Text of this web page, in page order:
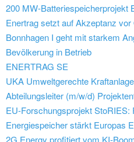
200 MW-Batteriespeicherprojekt
Enertrag setzt auf Akzeptanz
Bonnhagen I geht mit starkem
Bevölkerung in Betrieb
ENERTRAG SE
UKA Umweltgerechte
Abteilungsleiter (m/w/d)
EU-Forschungsprojekt StoRIES:
Energiespeicher stärkt Europas
2G Energy profitiert vom KI-